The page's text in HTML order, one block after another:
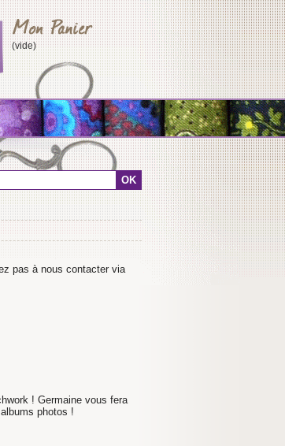
(vide)
pas à nous contacter via
! Germaine vous fera
photos !